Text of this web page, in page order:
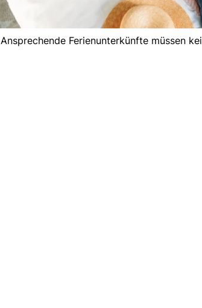
Ansprechende Ferienunterkünfte müssen